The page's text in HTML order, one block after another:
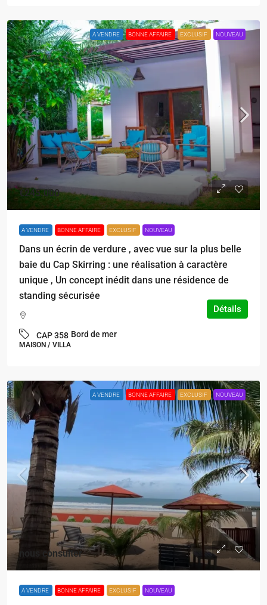
A VENDRE BONNE AFFAIRE EXCLUSIF NOUVEAU
€245.000
A VENDRE BONNE AFFAIRE EXCLUSIF NOUVEAU
Dans un écrin de verdure , avec vue sur la plus belle
baie du Cap Skirring : une réalisation à caractère
unique , Un concept inédit dans une résidence de
standing sécurisée
CAP 358 Bord de mer
MAISON / VILLA
Détails
A VENDRE BONNE AFFAIRE EXCLUSIF NOUVEAU
nous consulter
A VENDRE BONNE AFFAIRE EXCLUSIF NOUVEAU